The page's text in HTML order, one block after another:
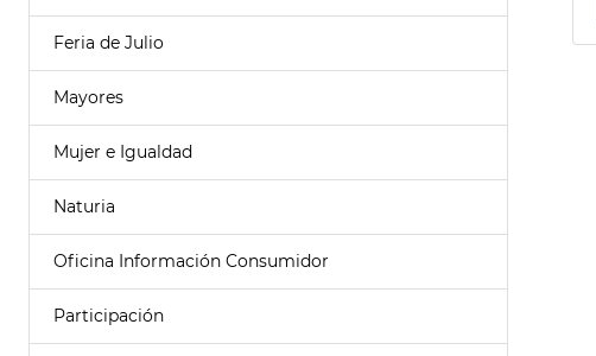
Feria de Julio
Mayores
Mujer e Igualdad
Naturia
Oficina Información Consumidor
Participación